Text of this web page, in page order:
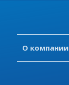
O компании